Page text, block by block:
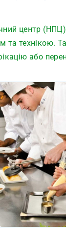
центр (НПЦ)
технікою.
або